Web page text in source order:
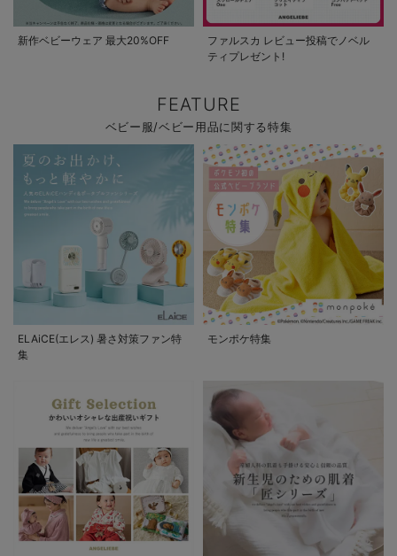
新作ベビーウェア 最大20%OFF
ファルスカ レビュー投稿でノベル
ティプレゼント!
FEATURE
ベビー服/ベビー用品に関する特集
ELAiCE(エレス) 暑さ対策ファン特
集
モンポケ特集